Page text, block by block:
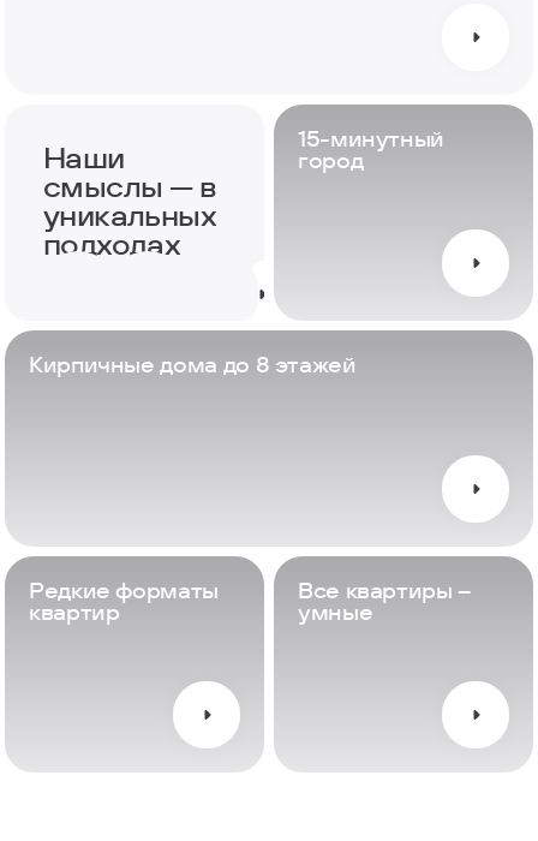
Наши
смыслы — в
уникальных
подходах
15-минутный
город
Кирпичные дома до 8 этажей
Редкие форматы
квартир
Все квартиры –
умные